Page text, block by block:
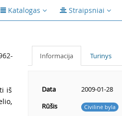
Katalogas Straipsniai
iš
Informacija Turinys
Data
2009-01-28
Rūšis
Civilinė byla